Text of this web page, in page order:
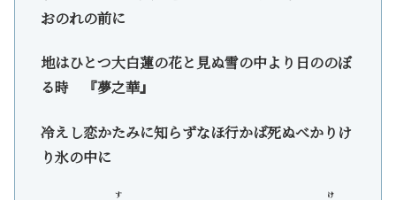
おのれの前に
地はひとつ大白蓮の花と見ぬ雪の中より日ののぼ
る時 『夢之華』
冷えし恋かたみに知らずなほ行かば死ぬべかりけ
り氷の中に
す け